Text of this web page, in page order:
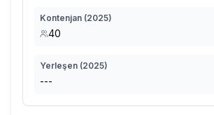
Kontenjan (2025)
40
Yerleşen (2025)
---